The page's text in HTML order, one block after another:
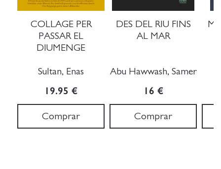
COLLAGE PER
PASSAR EL
DIUMENGE
Sultan, Enas
19.95 €
Comprar
DES DEL RIU FINS
AL MAR
Abu Hawwash, Samer
16 €
Comprar